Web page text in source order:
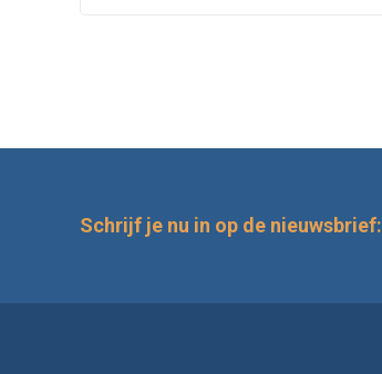
Schrijf je nu in op de nieuwsbrief: